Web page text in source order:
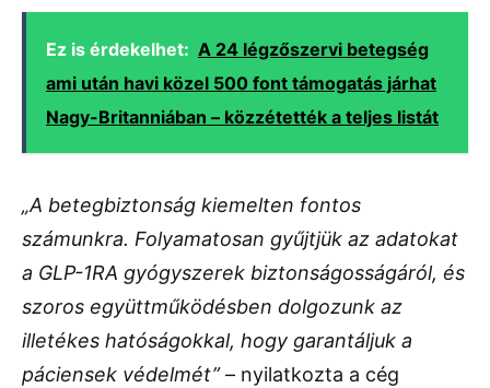
Ez is érdekelhet: A 24 légzőszervi betegség
ami után havi közel 500 font támogatás járhat
Nagy-Britanniában – közzétették a teljes listát
„A betegbiztonság kiemelten fontos
számunkra. Folyamatosan gyűjtjük az adatokat
a GLP-1RA gyógyszerek biztonságosságáról, és
szoros együttműködésben dolgozunk az
illetékes hatóságokkal, hogy garantáljuk a
páciensek védelmét”– nyilatkozta a cég